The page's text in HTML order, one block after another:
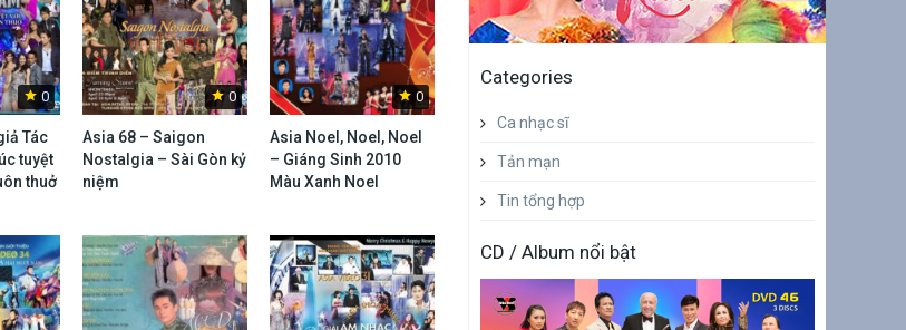
0
Tác
tuyệt
thuở
0
Asia 68 – Saigon
Nostalgia – Sài Gòn kỷ
niệm
0
Asia Noel, Noel, Noel
– Giáng Sinh 2010
Màu Xanh Noel
Categories
Ca nhạc sĩ
Tản mạn
Tin tổng hợp
CD / Album nổi bật